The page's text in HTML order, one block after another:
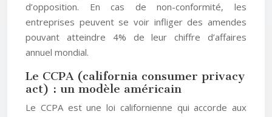
d’opposition. En cas de non-conformité, les
entreprises peuvent se voir infliger des amendes
pouvant atteindre 4% de leur chiffre d’affaires
annuel mondial.
Le CCPA (california consumer privacy
act) : un modèle américain
Le CCPA est une loi californienne qui accorde aux